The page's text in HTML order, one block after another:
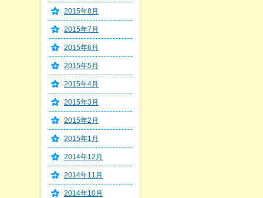
2015年8月
2015年7月
2015年6月
2015年5月
2015年4月
2015年3月
2015年2月
2015年1月
2014年12月
2014年11月
2014年10月